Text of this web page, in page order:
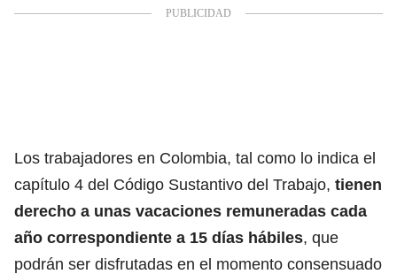
Los trabajadores en Colombia, tal como lo indica el
capítulo 4 del Código Sustantivo del Trabajo, tienen
derecho a unas vacaciones remuneradas cada
año correspondiente a 15 días hábiles, que
podrán ser disfrutadas en el momento consensuado